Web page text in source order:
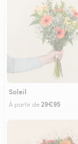
Soleil
À partir de 29€95